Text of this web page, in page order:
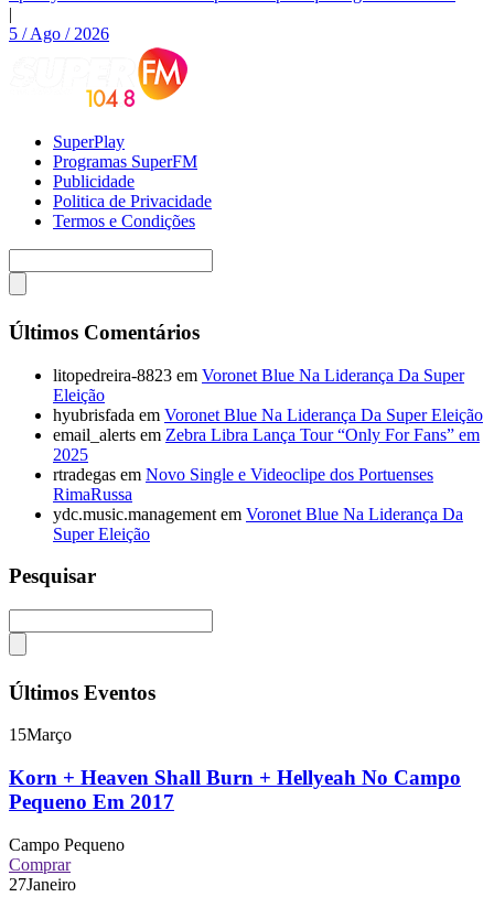
|
5 / Ago / 2026
SuperPlay
Programas SuperFM
Publicidade
Politica de Privacidade
Termos e Condições
Últimos Comentários
litopedreira-8823 em Voronet Blue Na Liderança Da Super
Eleição
hyubrisfada em Voronet Blue Na Liderança Da Super Eleição
email_alerts em Zebra Libra Lança Tour “Only For Fans” em
2025
rtradegas em Novo Single e Videoclipe dos Portuenses
RimaRussa
ydc.music.management em Voronet Blue Na Liderança Da
Super Eleição
Pesquisar
Últimos Eventos
15Março
Korn + Heaven Shall Burn + Hellyeah No Campo
Pequeno Em 2017
Campo Pequeno
Comprar
27Janeiro